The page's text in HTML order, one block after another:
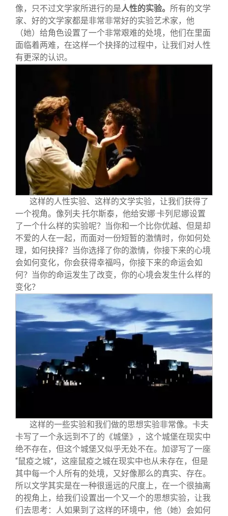
像，只不过文学家所进行的是人性的实验。 所有的文学
家、好的文学家都是非常非常好的实验艺术家，他
（她）给角色设置了一个非常艰难的处境，他们在里面
面临着两难，在这样一个抉择的过程中，让我们对人性
有更深的认识。
这样的人性实验、这样的文学实验，让我们获得了
一个视角。像列夫·托尔斯泰，他给安娜·卡列尼娜设置
了一个什么样的实验呢？当你和一个比你优越、但是却
不爱的人在一起，而面对一份短暂的激情时，你如何处
理，如何抉择？当你选择了你的激情，你接下来的心境
会如何变化，你会获得幸福吗，你接下来的命运会如
何？当你的命运发生了改变，你的心境会发生什么样的
变化？
这样的一些实验和我们做的思想实验非常像。卡夫
卡写了一个永远到不了的《城堡》，这个城堡在现实中
绝不存在，但这个城堡又似乎无处不在。加谬写了一座
“鼠疫之城”，这座鼠疫之城在现实中也从未存在，但是
其中每一个人所有的处境，又好像那么的真实、存在。
所以文学其实是在一种很遥远的尺度上，在一个很抽离
的视角上，给我们设置出一个又一个的思想实验，让我
们去思考：人如果到了这样的环境中，他（她）会如何